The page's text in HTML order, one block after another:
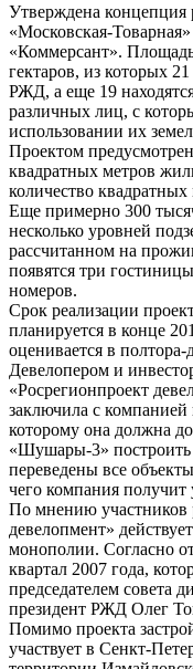
Утверждена концепция
«Московская-
«Коммерсант».
гектаров, из которых
РЖД, а еще 19
различных лиц, с
использовании их
Проектом
квадратных метров
количество
Еще примерно 300
несколько уровней
рассчитанном на
появятся три
номеров.
Срок реализации
планируется в конце
оценивается в
Девелопером и
«Росрегионпроект
заключила с
которому она должна
«Шушары-3» построить
переведены все
чего компания получит
По мнению участников
девелопмент»
монополии. Согласно
квартал 2007 года,
председателем совета
президент РЖД Олег
Помимо проекта
участвует в Сенкт-